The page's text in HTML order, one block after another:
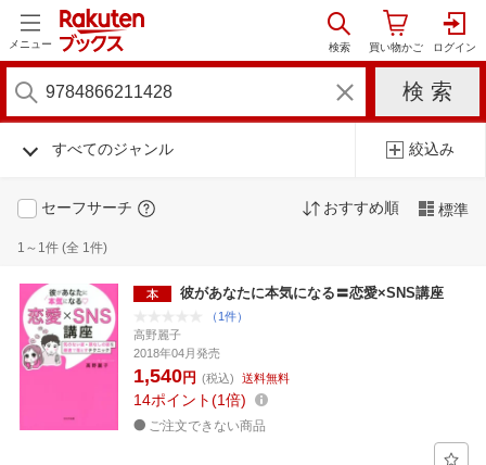
メニュー
すべてのジャンル 絞込み
セーフサーチ おすすめ順 標準
1～1件 (全 1件)
彼があなたに本気になる〓恋愛×SNS講座
（1件）
高野麗子
2018年04月発売
1,540円 (税込) 送料無料
14ポイント 1倍
ご注文できない商品